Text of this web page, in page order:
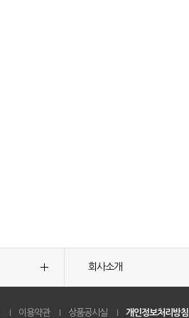
회사소개
이용약관 상품공시실 개인정보처리방침